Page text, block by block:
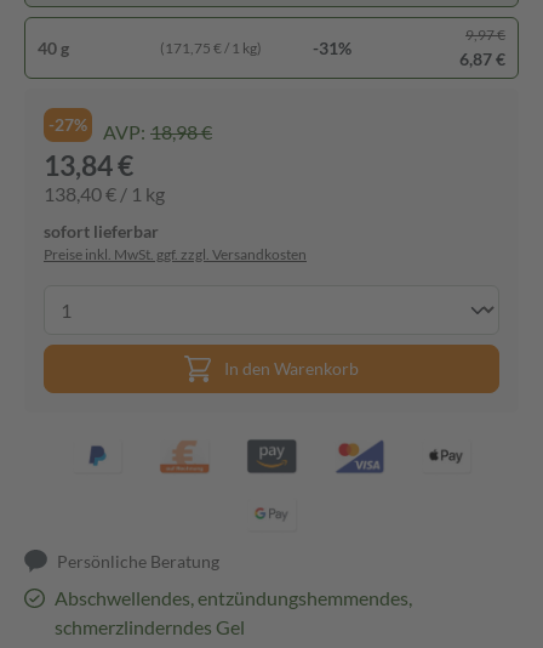
40 g (171,75 € / 1 kg) -31%
9,97 €
6,87 €
-27% AVP: 18,98 €
13,84 €
138,40 € / 1 kg
sofort lieferbar
Preise inkl. MwSt. ggf. zzgl. Versandkosten
In den Warenkorb
Persönliche Beratung
Abschwellendes, entzündungshemmendes,
schmerzlinderndes Gel